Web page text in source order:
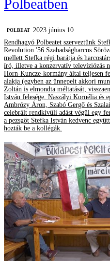
Polbeatben
‎POLBEAT
2023 június 10.
Rendhagyó Polbeatet szerveztünk
Revolution '56 Szabadságharcos
mellett Stefka régi barátja és
író, illetve a konzervatív televíziózás
Horn-Kuncze-kormány által teljesen
alakja (egyben az ünnepelt akkori
Zoltán is elmondta méltatását,
István felesége, Naszályi Kornélia és
Ambrózy Áron, Szabó Gergő és
celebrált rendkívüli adást végül egy
a pezsgőt Stefka István kedvenc
hozták be a kollégák.